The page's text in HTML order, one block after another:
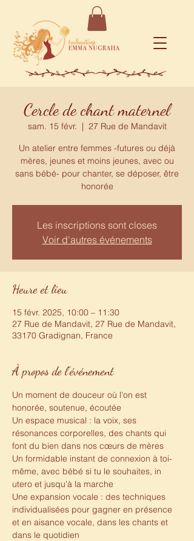
Cercle de chant maternel
sam. 15 févr.
  |
27 Rue de Mandavit
Un atelier entre femmes -futures ou déjà
mères, jeunes et moins jeunes, avec ou
sans bébé- pour chanter, se déposer, être
honorée
Les inscriptions sont closes
Voir d'autres événements
Heure et lieu
15 févr. 2025, 10:00 – 11:30
27 Rue de Mandavit, 27 Rue de Mandavit,
33170 Gradignan, France
À propos de l'événement
Un moment de douceur où l'on est
honorée, soutenue, écoutée
Un espace musical : la voix, ses
résonances corporelles, des chants qui
font du bien dans nos cœurs de mères
Un formidable instant de connexion à toi-
même, avec bébé si tu le souhaites, in
utero et jusqu'à la marche
Une expansion vocale : des techniques
individualisées pour gagner en présence
et en aisance vocale, dans les chants et
dans le quotidien